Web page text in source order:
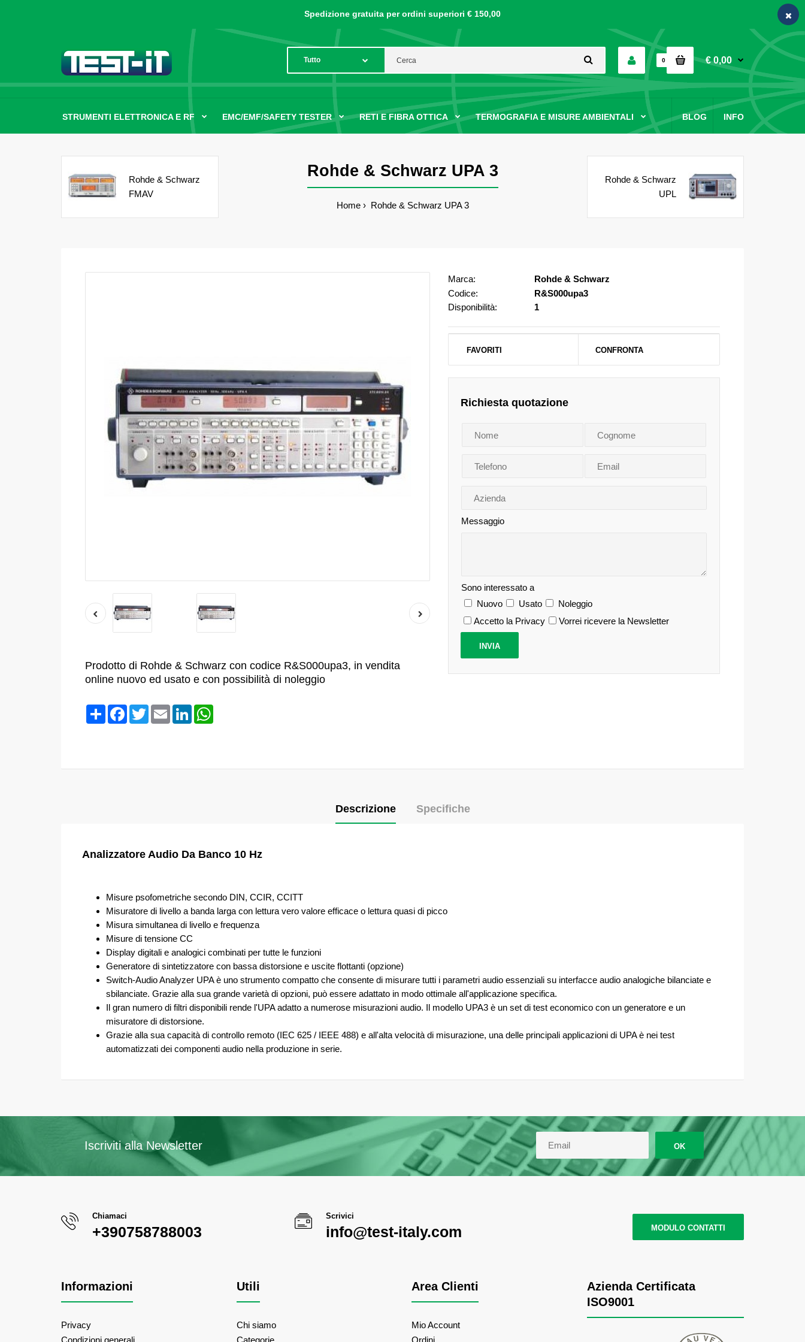
Spedizione gratuita per ordini superiori € 150,00
0 € 0,00
STRUMENTI ELETTRONICA E RF EMC/EMF/SAFETY TESTER RETI E FIBRA OTTICA TERMOGRAFIA E MISURE AMBIENTALI INFO
BLOG
Rohde & Schwarz
FMAV
Rohde & Schwarz UPA 3
Home Rohde & Schwarz UPA 3
Rohde & Schwarz
UPL
Prodotto di Rohde & Schwarz con codice R&S000upa3, in vendita
online nuovo ed usato e con possibilità di noleggio
CondividiFacebook
TwitterEmail LinkedIn
Marca:
Rohde & Schwarz
Codice:
R&S000upa3
Disponibilità:
1
FAVORITI CONFRONTA
Richiesta quotazione
Messaggio
Sono interessato a
Nuovo
Usato
Noleggio
Accetto la Privacy
Vorrei ricevere la Newsletter
Descrizione Specifiche
Analizzatore Audio Da Banco 10 Hz
Misure psofometriche secondo DIN, CCIR, CCITT
Misuratore di livello a banda larga con lettura vero valore efficace o lettura quasi di picco
Misura simultanea di livello e frequenza
Misure di tensione CC
Display digitali e analogici combinati per tutte le funzioni
Generatore di sintetizzatore con bassa distorsione e uscite flottanti (opzione)
Switch-Audio Analyzer UPA è uno strumento compatto che consente di misurare tutti i parametri audio essenziali su interfacce audio analogiche bilanciate e
sbilanciate. Grazie alla sua grande varietà di opzioni, può essere adattato in modo ottimale all'applicazione specifica.
Il gran numero di filtri disponibili rende l'UPA adatto a numerose misurazioni audio. Il modello UPA3 è un set di test economico con un generatore e un
misuratore di distorsione.
Grazie alla sua capacità di controllo remoto (IEC 625 / IEEE 488) e all'alta velocità di misurazione, una delle principali applicazioni di UPA è nei test
automatizzati dei componenti audio nella produzione in serie.
Iscriviti alla Newsletter OK
Chiamaci
+390758788003
Scrivici
info@test-italy.com MODULO CONTATTI
Informazioni
Privacy
Condizioni generali
Utili
Chi siamo
Categorie
Area Clienti
Mio Account
Ordini
Azienda Certificata
ISO9001